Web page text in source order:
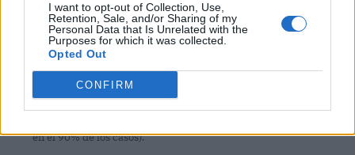
I want to opt-out of Collection, Use,
Retention, Sale, and/or Sharing of my
Personal Data that Is Unrelated with the
Purposes for which it was collected.
Opted Out
CONFIRM
en el 90% de los casos).